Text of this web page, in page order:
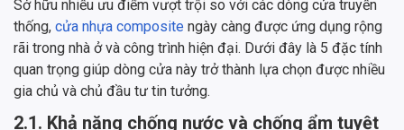
Sở hữu nhiều ưu điểm vượt trội so với các dòng cửa truyền
thống, cửa nhựa composite ngày càng được ứng dụng rộng
rãi trong nhà ở và công trình hiện đại. Dưới đây là 5 đặc tính
quan trọng giúp dòng cửa này trở thành lựa chọn được nhiều
gia chủ và chủ đầu tư tin tưởng.
2.1. Khả năng chống nước và chống ẩm tuyệt